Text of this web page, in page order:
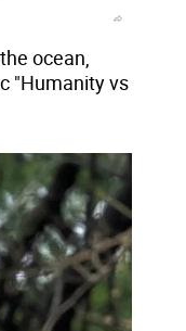
ocean,
"Humanity vs